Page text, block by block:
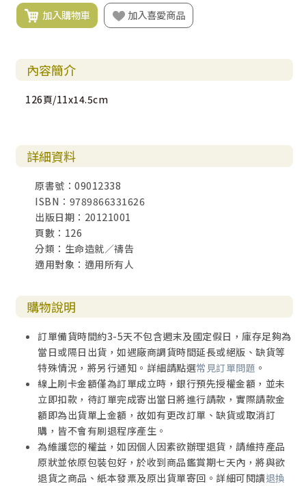
加入購物車 加入喜愛商品
內容簡介
126頁/11x14.5cm
詳細資料
原書號：09012338
ISBN：9789866331626
出版日期：20121001
頁數：126
分類：生命造就／禱告
適用對象：適用所有人
購物說明
訂單備貨時間約3-5天不包含週末及國定假日，庫存足夠為
當日或隔日出貨，如遇廠商調貨時間延長或絕版、缺貨等
特殊情況，將另行通知。詳細請點選常見訂單問題 。
線上刷卡金額僅為訂單成立時，銀行預先授權金額，並未
立即扣款，待訂單完成寄出當日將進行請款，實際請款金
額即為出貨單上金額，故如有更改訂單、缺貨或取消訂
購，皆不會有刷退程序產生。
為維護您的權益，如因個人因素欲辦理退貨，請維持產品
原狀並依原包裝包好，於收到商品鑑賞期七天內，將與欲
退貨之商品、紙本發票及原出貨單寄回。詳細可閱讀退換